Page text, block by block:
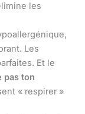
les
Les
Et le
pas ton
« respirer »